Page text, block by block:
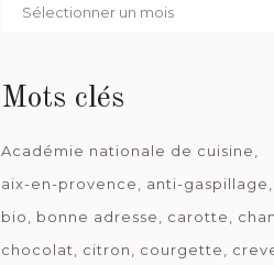
Par
Mots clés
Académie nationale de cuisine
aix-en-provence
anti-gaspillage
bio
bonne adresse carotte
chocolat
citron courgette